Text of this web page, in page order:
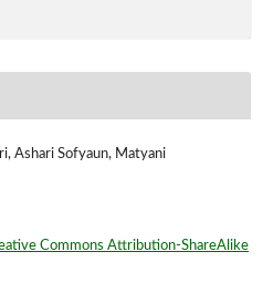
Ashari Sofyaun, Matyani
Commons Attribution-ShareAlike